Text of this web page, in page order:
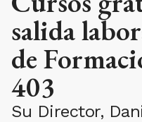
salida
de
403
Su Director,